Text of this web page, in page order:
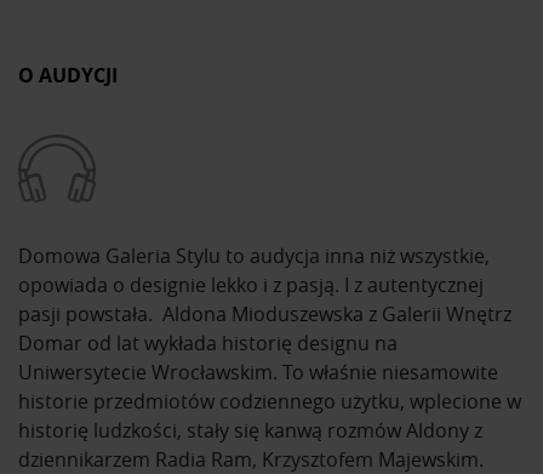
O AUDYCJI
Domowa Galeria Stylu to audycja inna niż wszystkie,
opowiada o designie lekko i z pasją. I z autentycznej
pasji powstała. Aldona Mioduszewska z Galerii Wnętrz
Domar od lat wykłada historię designu na
Uniwersytecie Wrocławskim. To właśnie niesamowite
historie przedmiotów codziennego użytku, wplecione w
historię ludzkości, stały się kanwą rozmów Aldony z
dziennikarzem Radia Ram, Krzysztofem Majewskim.